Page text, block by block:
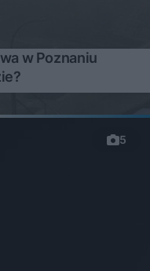
w Poznaniu
5